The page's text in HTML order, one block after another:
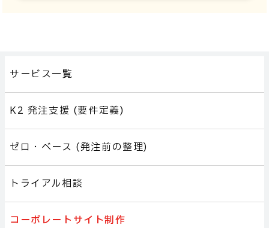
サービス一覧
K2 発注支援 (要件定義)
ゼロ・ベース (発注前の整理)
トライアル相談
コーポレートサイト制作